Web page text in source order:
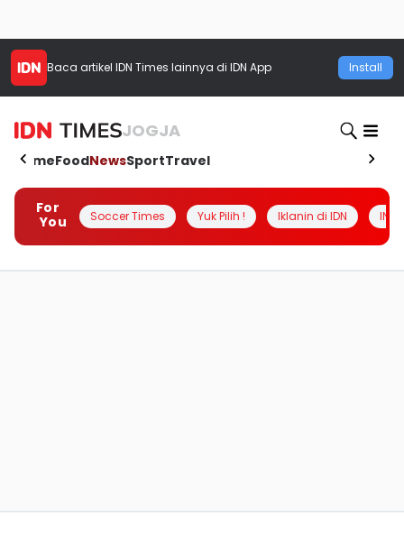
Baca artikel IDN Times lainnya di IDN App Install
JOGJA
HomeFoodNewsSportTravel
For
You
Soccer Times Yuk Pilih ! Iklanin di IDN